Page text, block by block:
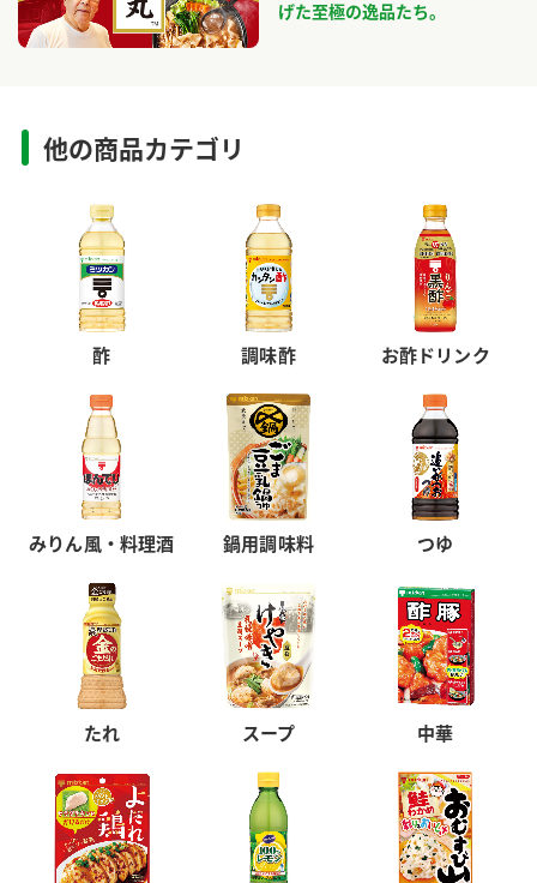
げた至極の逸品たち。
他の商品カテゴリ
酢 調味酢 お酢ドリンク
みりん風・料理酒 鍋用調味料 つゆ
たれ スープ 中華